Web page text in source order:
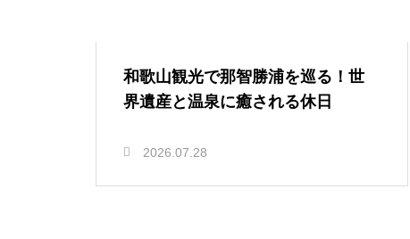
和歌山観光で那智勝浦を巡る！世
界遺産と温泉に癒される休日
2026.07.28